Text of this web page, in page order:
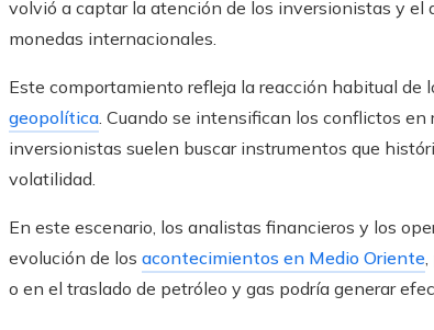
volvió a captar la atención de los inversionistas y
monedas internacionales.
Este comportamiento refleja la reacción habitual de
geopolítica. Cuando se intensifican los conflictos
inversionistas suelen buscar instrumentos que
volatilidad.
En este escenario, los analistas financieros y los
evolución de los acontecimientos en Medio Oriente,
o en el traslado de petróleo y gas podría generar